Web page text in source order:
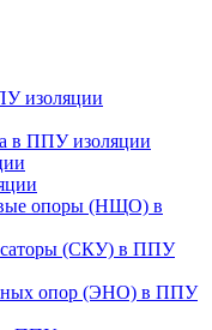
изоляции
в ППУ изоляции
опоры (НЩО) в
(СКУ) в ППУ
опор (ЭНО) в ППУ